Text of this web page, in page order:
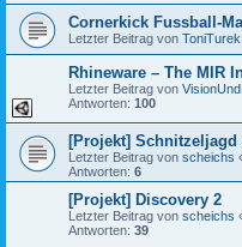
Cornerkick Fussball-
Letzter Beitrag von ToniTurek
Rhineware – The MIR
Letzter Beitrag von
Antworten: 100
[Projekt] Schnitzeljagd
Letzter Beitrag von scheichs
Antworten: 6
[Projekt] Discovery 2
Letzter Beitrag von scheichs
Antworten: 39